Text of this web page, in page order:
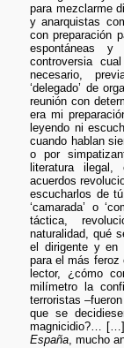
para mezclarme
y anarquistas
con preparación
espontáneas y
controversia
necesario,
‘delegado’ de
reunión con
era mi
leyendo ni
cuando hablan
o por
literatura
acuerdos
escucharlos de
‘camarada’ o
táctica,
naturalidad, qué
el dirigente y en
para el más
lector, ¿cómo
milímetro la
terroristas
que se
magnicidio?… […]
España, mucho